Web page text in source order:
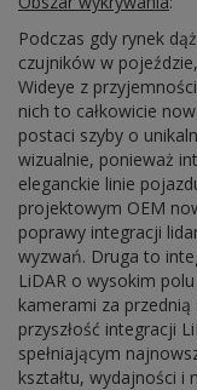
Podczas gdy rynek
czujników w
Wideye z
nich to całkowicie
postaci szyby o
wizualnie, ponieważ
eleganckie linie
projektowym OEM
poprawy integracji
wyzwań. Druga to
LiDAR o wysokim
kamerami za
przyszłość integracji
spełniającym
kształtu, wydajności i